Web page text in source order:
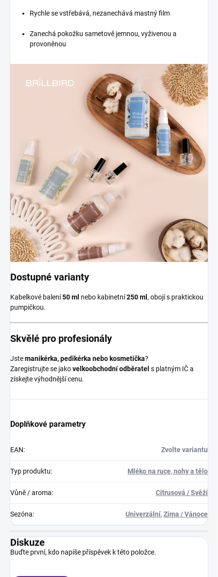
Rychle se vstřebává, nezanechává mastný film
Zanechá pokožku sametově jemnou, vyživenou a
provoněnou
Dostupné varianty
Kabelkové balení50 ml nebo kabinetní250 ml , obojí s praktickou
pumpičkou.
Skvělé pro profesionály
Jstemanikérka, pedikérka nebo kosmetička?
Zaregistrujte se jakovelkoobchodní odběratel s platným IČ a
získejte výhodnější cenu.
Doplňkové parametry
EAN: Zvolte variantu
Typ produktu: Mléko na ruce, nohy a tělo
Vůně / aroma: Citrusová / Svěží
Sezóna: Univerzální,Zima / Vánoce
Diskuze
Buďte první, kdo napíše příspěvek k této položce.